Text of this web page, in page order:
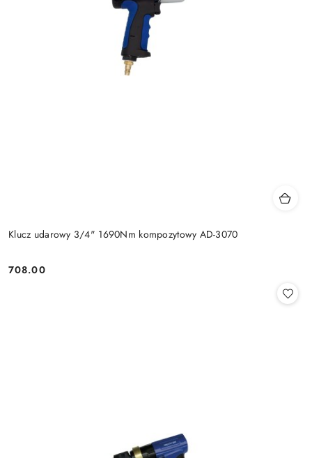
Klucz udarowy 3/4" 1690Nm kompozytowy AD-3070
Cena:
708.00